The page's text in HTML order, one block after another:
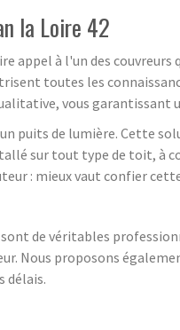
la Loire 42
appel à l'un des
toutes les
vous
puits de lumière. Cette
sur tout type de toit, à
: mieux vaut confier
de véritables
Nous proposons
délais.